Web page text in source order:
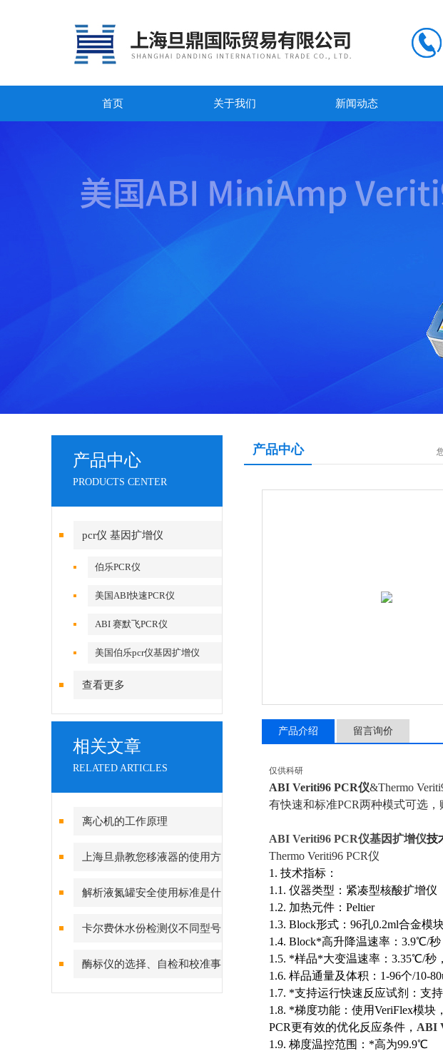
首页 关于我们 新闻动态
产品中心
PRODUCTS CENTER
pcr仪 基因扩增仪
伯乐PCR仪
美国ABI快速PCR仪
ABI 赛默飞PCR仪
美国伯乐pcr仪基因扩增仪
查看更多
相关文章
RELATED ARTICLES
离心机的工作原理
上海旦鼎教您移液器的使用方
法小妙招
解析液氮罐安全使用标准是什
卡尔费休水份检测仪不同型号
的特点
酶标仪的选择、自检和校准事
项
产品中心
产品介绍 留言询价
仅供科研
ABI Veriti96 PCR仪&Thermo
有快速和标准PCR两种模式可选
ABI Veriti96 PCR仪基因扩增仪技
Thermo Veriti96 PCR仪
1. 技术指标：
1.1. 仪器类型：紧凑型核酸扩增仪
1.2. 加热元件：Peltier
1.3. Block形式：96孔0.2ml合金模
1.4. Block*高升降温速率：3.9℃/秒
1.5. *样品*大变温速率：3.35℃/秒，
1.6. 样品通量及体积：1-96个/10-
1.7. *支持运行快速反应试剂：支持
1.8. *梯度功能：使用VeriFlex模
PCR更有效的优化反应条件， ABI
1.9. 梯度温控范围： *高为99.9℃